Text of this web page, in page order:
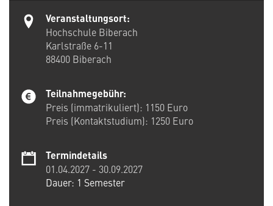
Veranstaltungsort:
Hochschule Biberach
Karlstraße 6-11
88400 Biberach
Teilnahmegebühr:
Preis (immatrikuliert): 1150 Euro
Preis (Kontaktstudium): 1250 Euro
Termindetails
01.04.2027 - 30.09.2027
Dauer: 1 Semester